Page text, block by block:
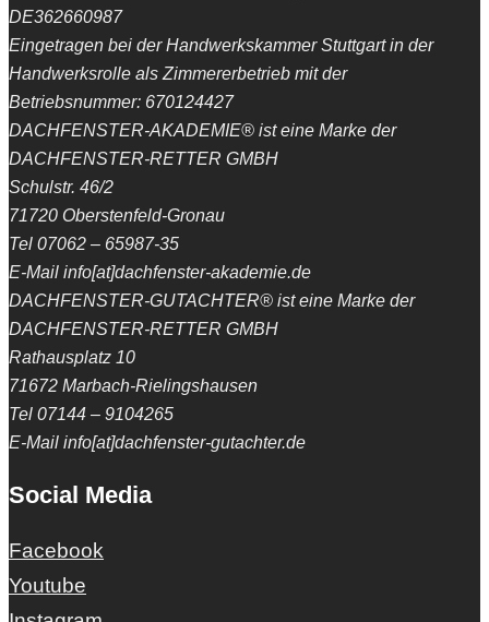
DE362660987
Eingetragen bei der Handwerkskammer Stuttgart in der
Handwerksrolle als Zimmererbetrieb mit der
Betriebsnummer: 670124427
DACHFENSTER-AKADEMIE® ist eine Marke der
DACHFENSTER-RETTER GMBH
Schulstr. 46/2
71720 Oberstenfeld-Gronau
Tel 07062 – 65987-35
E-Mail info[at]dachfenster-akademie.de
DACHFENSTER-GUTACHTER® ist eine Marke der
DACHFENSTER-RETTER GMBH
Rathausplatz 10
71672 Marbach-Rielingshausen
Tel 07144 – 9104265
E-Mail info[at]dachfenster-gutachter.de
Social Media
Facebook
Youtube